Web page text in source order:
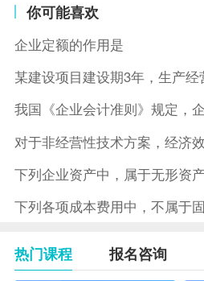
你可能喜欢
企业定额的作用是
下列企业资产中，属于无形
下列各项成本费用中，不属于
热门课程 报名咨询